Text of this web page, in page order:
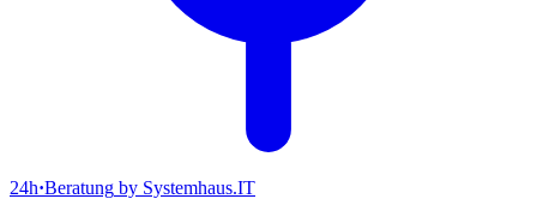
24h·Beratung by Systemhaus.IT